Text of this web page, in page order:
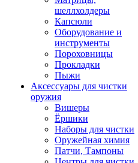
шеллхолдеры
Капсюли
Оборудование и
инструменты
Пороховницы
Прокладки
Пыжи
Аксессуары для чистки
оружия
Вишеры
Ёршики
Наборы для чистки
Оружейная химия
Патчи, Тампоны